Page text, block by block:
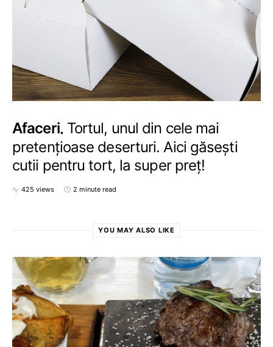
Afaceri Tortul, unul din cele mai
pretențioase deserturi. Aici găsești
cutii pentru tort, la super preț!
425 views 2 minute read
YOU MAY ALSO LIKE